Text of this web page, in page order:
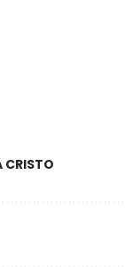
CRISTO